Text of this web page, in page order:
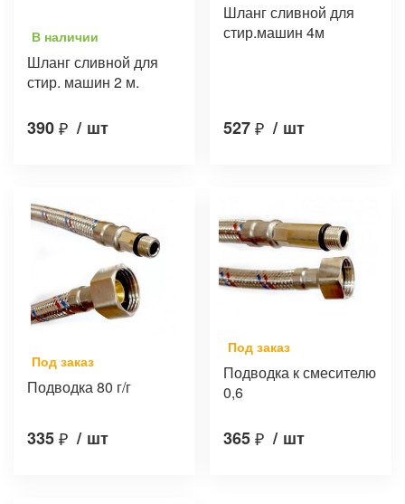
В наличии
Шланг сливной для
стир. машин 2 м.
390₽ / шт
Шланг сливной для
стир.машин 4м
527₽ / шт
Под заказ
Подводка 80 г/г
335₽ / шт
Под заказ
Подводка к смесителю
0,6
365₽ / шт